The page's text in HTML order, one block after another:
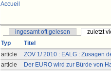
Accueil
ingesamt oft gelesen
zuletzt
Typ
Titel
article
ZOV 1/ 2010 : EALG : Zusagen
article
Der EURO wird zur Bürde von